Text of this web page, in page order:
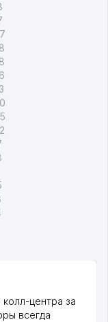
центра за
всегда